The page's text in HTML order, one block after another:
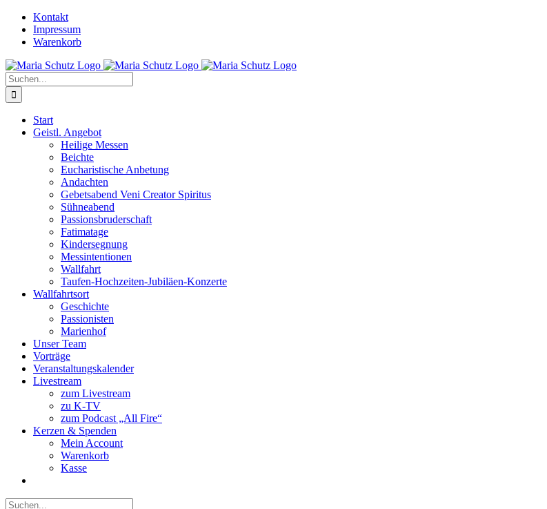
Zum
Inhalt
springen
YouTube
InstagramKontakt
Impressum
Warenkorb
Suche
nach:
Start
Geistl. Angebot
Heilige Messen
Beichte
Eucharistische Anbetung
Andachten
Gebetsabend Veni Creator Spiritus
Sühneabend
Passionsbruderschaft
Fatimatage
Kindersegnung
Messintentionen
Wallfahrt
Taufen-Hochzeiten-Jubiläen-Konzerte
Wallfahrtsort
Geschichte
Passionisten
Marienhof
Unser Team
Vorträge
Veranstaltungskalender
Livestream
zum Livestream
zu K-TV
zum Podcast „All Fire“
Kerzen & Spenden
Mein Account
Warenkorb
Kasse
Suche